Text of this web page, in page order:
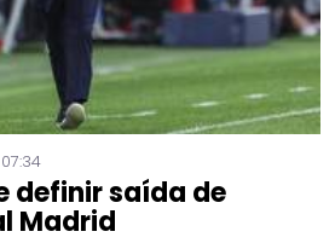
definir saída de
Madrid